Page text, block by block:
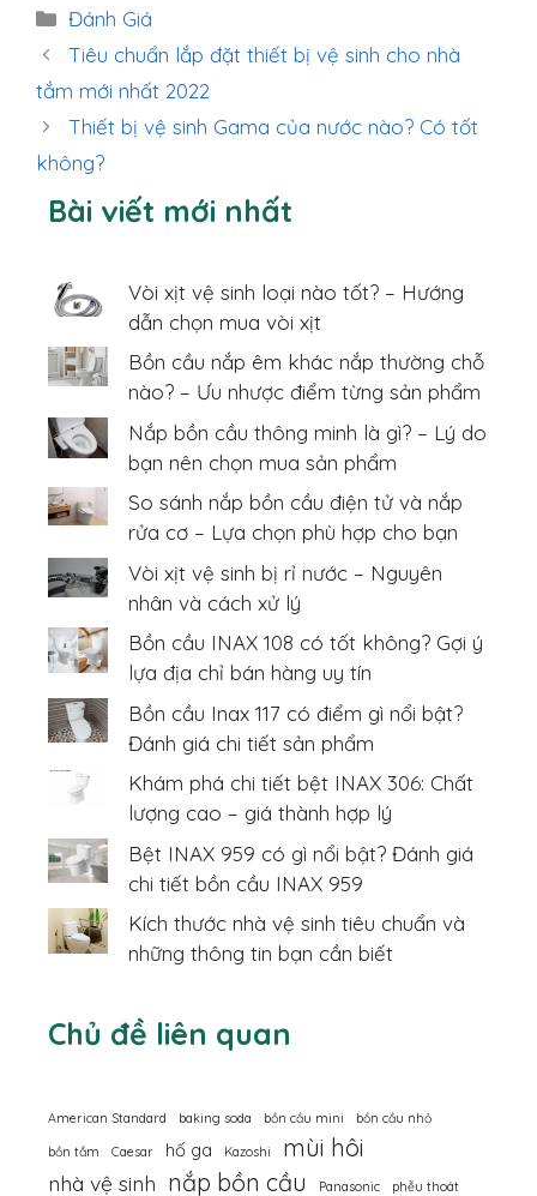
Danh
mục
Đánh Giá
Tiêu chuẩn lắp đặt thiết bị vệ sinh cho nhà
tắm mới nhất 2022
Thiết bị vệ sinh Gama của nước nào? Có tốt
không?
Bài viết mới nhất
Vòi xịt vệ sinh loại nào tốt? – Hướng
dẫn chọn mua vòi xịt
Bồn cầu nắp êm khác nắp thường chỗ
nào? – Ưu nhược điểm từng sản phẩm
Nắp bồn cầu thông minh là gì? – Lý do
bạn nên chọn mua sản phẩm
So sánh nắp bồn cầu điện tử và nắp
rửa cơ – Lựa chọn phù hợp cho bạn
Vòi xịt vệ sinh bị rỉ nước – Nguyên
nhân và cách xử lý
Bồn cầu INAX 108 có tốt không? Gợi ý
lựa địa chỉ bán hàng uy tín
Bồn cầu Inax 117 có điểm gì nổi bật?
Đánh giá chi tiết sản phẩm
Khám phá chi tiết bệt INAX 306: Chất
lượng cao – giá thành hợp lý
Bệt INAX 959 có gì nổi bật? Đánh giá
chi tiết bồn cầu INAX 959
Kích thước nhà vệ sinh tiêu chuẩn và
những thông tin bạn cần biết
Chủ đề liên quan
American Standard baking soda bồn cầu mini
bồn cầu nhỏ
bồn tắm
Caesar hố ga Kazoshi mùi hôi
nhà vệ sinh nắp bồn cầu Panasonic phễu thoát